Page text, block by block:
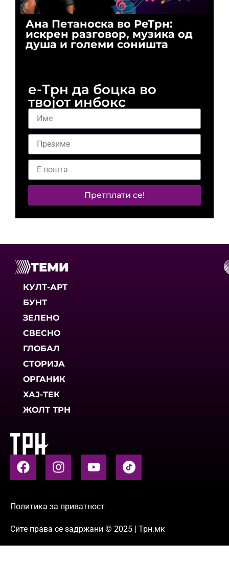
Ана Петаноска во РеТрн:
искрен разговор, музика од
душа и големи соништа
е-Трн да боцка во
твојот инбокс
Претплати се!
ТЕМИ
КУЛТ-АРТ
БУНТ
ЗЕЛЕНО
СВЕСНО
ГЛОБАЛ
СТОРИЈА
ОРГАНИК
ХАЈ-ТЕК
ЖОЛТ ТРН
Политика за приватност
Сите права се задржани © 2025 | Трн.мк